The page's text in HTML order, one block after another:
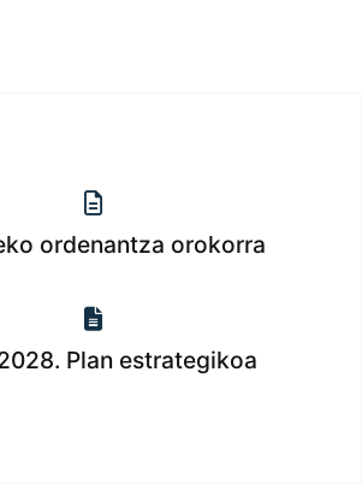
ordenantza orokorra
Plan estrategikoa